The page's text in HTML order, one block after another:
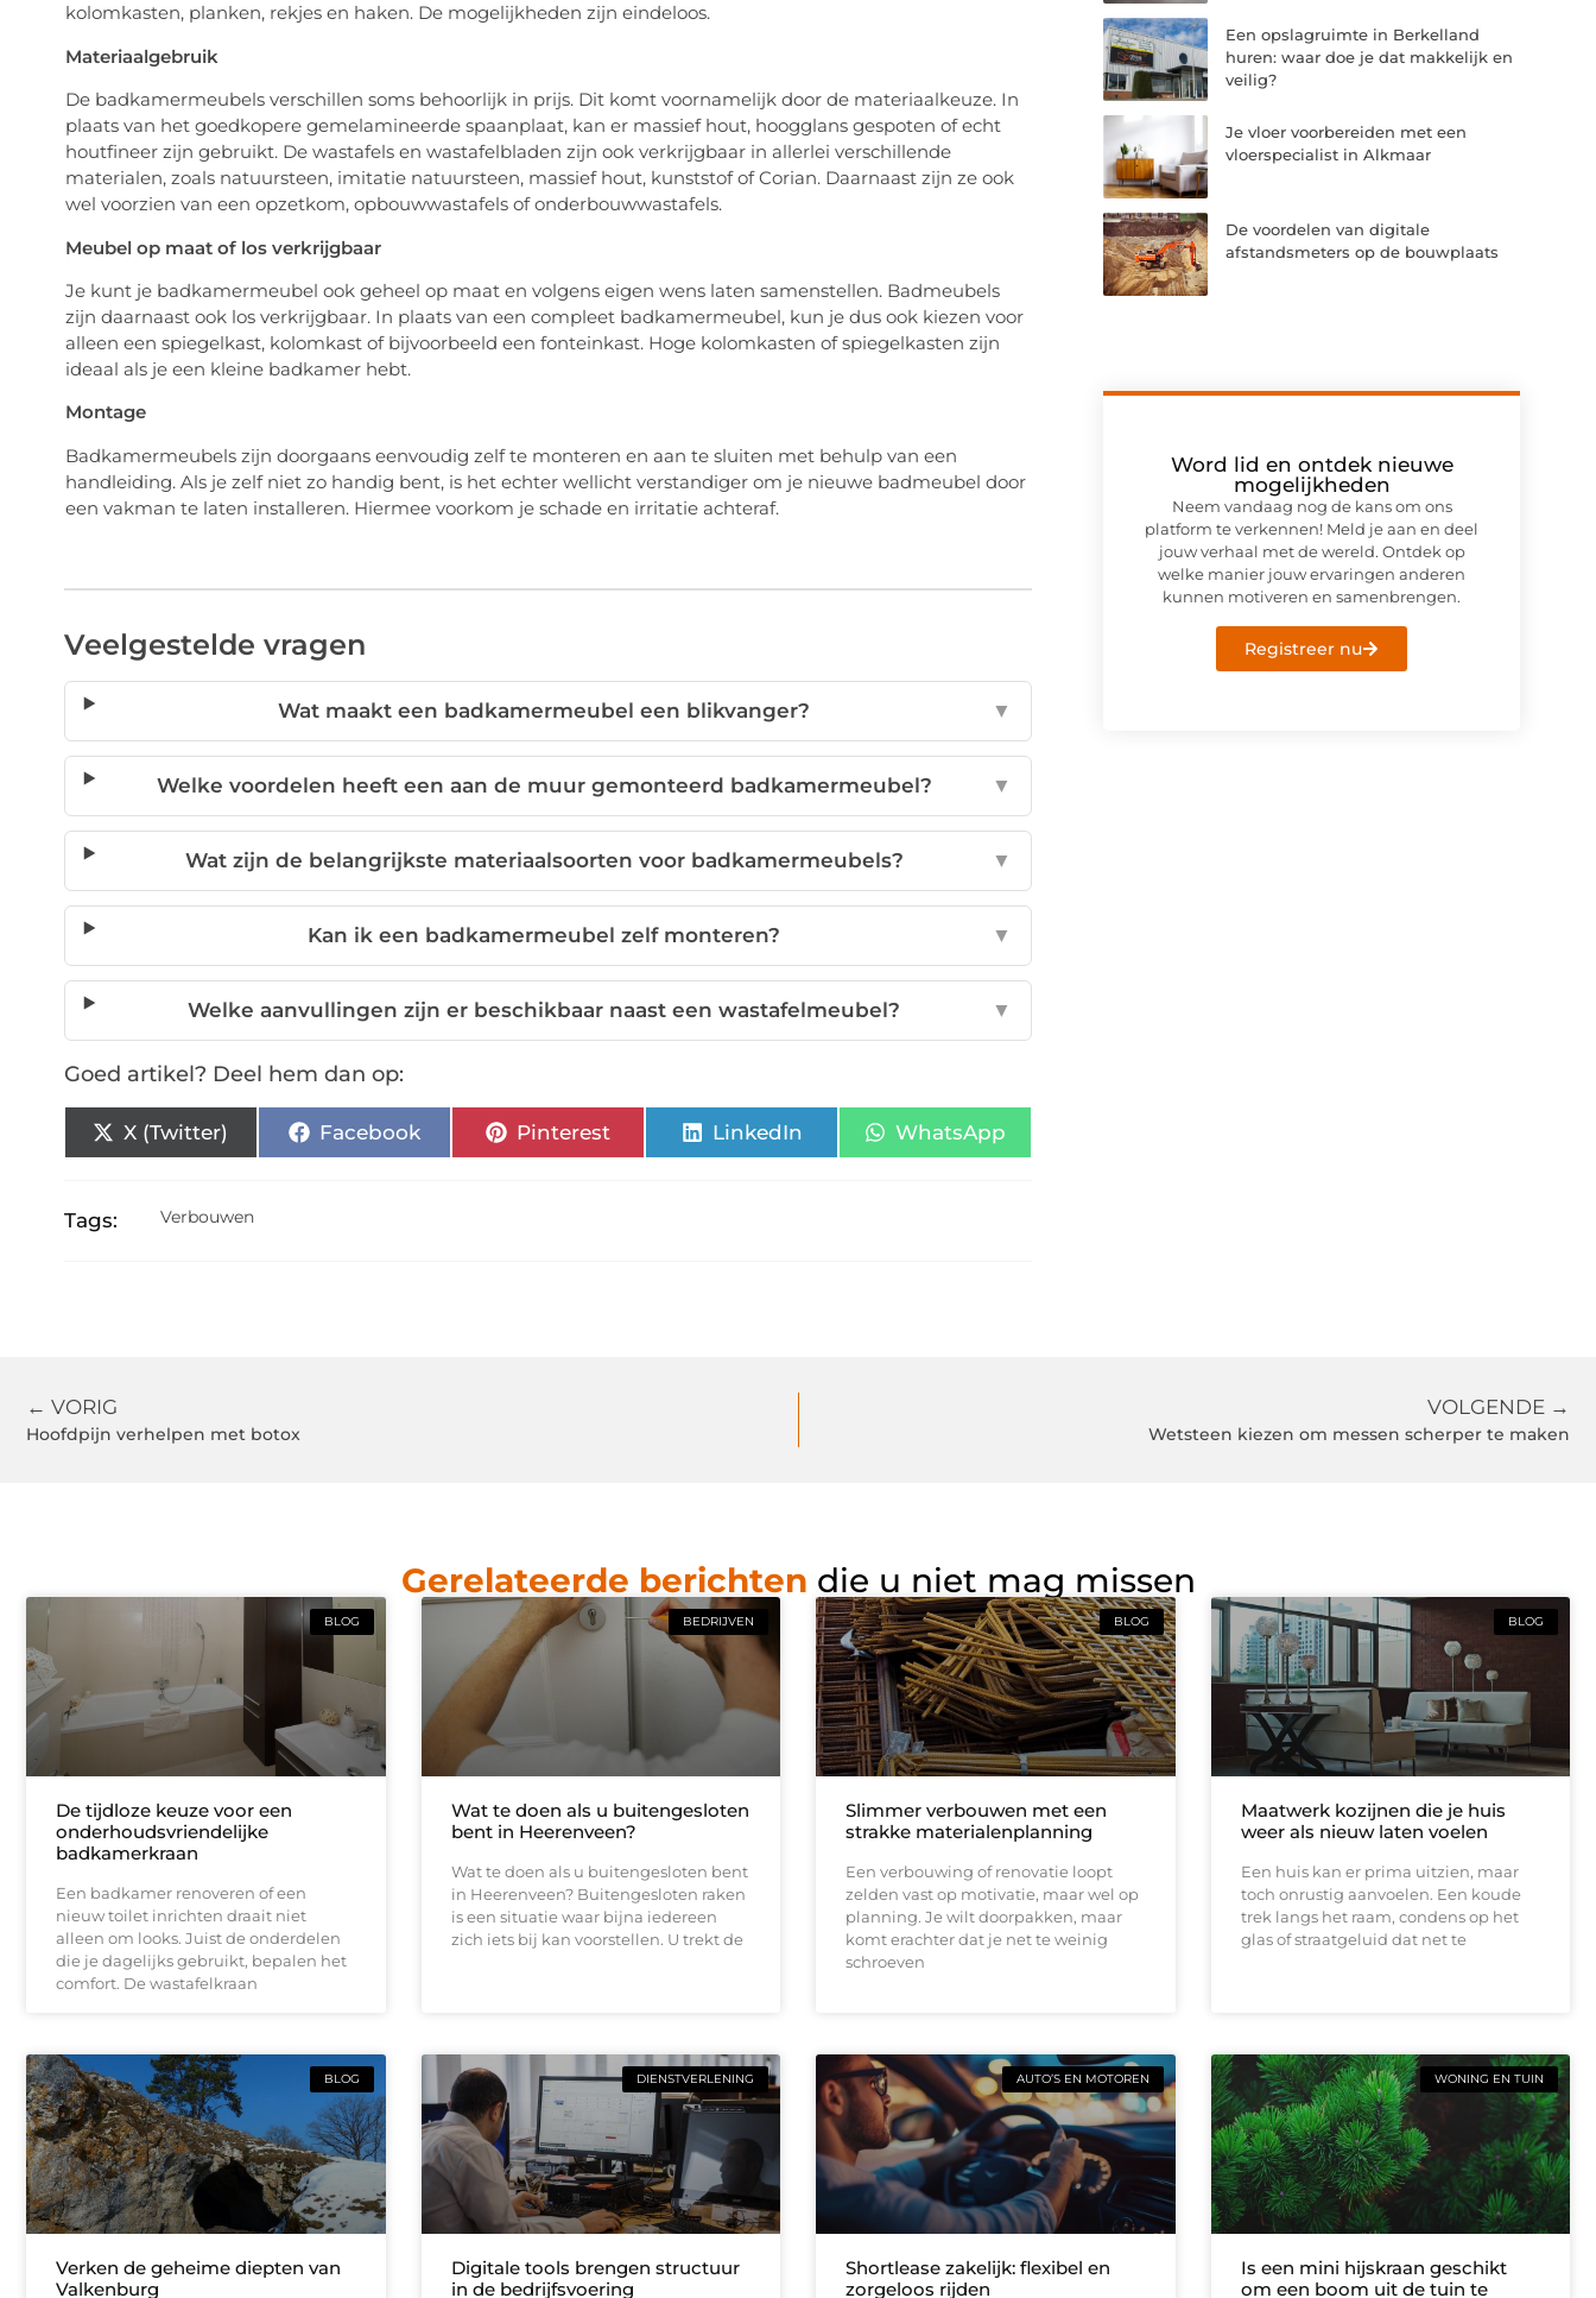
kolomkasten, planken, rekjes en haken. De mogelijkheden zijn eindeloos.
Materiaalgebruik
De badkamermeubels verschillen soms behoorlijk in prijs. Dit komt voornamelijk door de materiaalkeuze. In
plaats van het goedkopere gemelamineerde spaanplaat, kan er massief hout, hoogglans gespoten of echt
houtfineer zijn gebruikt. De wastafels en wastafelbladen zijn ook verkrijgbaar in allerlei verschillende
materialen, zoals natuursteen, imitatie natuursteen, massief hout, kunststof of Corian. Daarnaast zijn ze ook
wel voorzien van een opzetkom, opbouwwastafels of onderbouwwastafels.
Meubel op maat of los verkrijgbaar
Je kunt je badkamermeubel ook geheel op maat en volgens eigen wens laten samenstellen. Badmeubels
zijn daarnaast ook los verkrijgbaar. In plaats van een compleet badkamermeubel, kun je dus ook kiezen voor
alleen een spiegelkast, kolomkast of bijvoorbeeld een fonteinkast. Hoge kolomkasten of spiegelkasten zijn
ideaal als je een kleine badkamer hebt.
Montage
Badkamermeubels zijn doorgaans eenvoudig zelf te monteren en aan te sluiten met behulp van een
handleiding. Als je zelf niet zo handig bent, is het echter wellicht verstandiger om je nieuwe badmeubel door
een vakman te laten installeren. Hiermee voorkom je schade en irritatie achteraf.
Veelgestelde vragen
Wat maakt een badkamermeubel een blikvanger? ▼
Welke voordelen heeft een aan de muur gemonteerd badkamermeubel? ▼
Wat zijn de belangrijkste materiaalsoorten voor badkamermeubels? ▼
Kan ik een badkamermeubel zelf monteren? ▼
Welke aanvullingen zijn er beschikbaar naast een wastafelmeubel? ▼
Goed artikel? Deel hem dan op:
X (Twitter) Facebook Pinterest LinkedIn WhatsApp
Tags: Verbouwen
Een opslagruimte in Berkelland
huren: waar doe je dat makkelijk en
veilig?
Je vloer voorbereiden met een
vloerspecialist in Alkmaar
De voordelen van digitale
afstandsmeters op de bouwplaats
Word lid en ontdek nieuwe
mogelijkheden
Neem vandaag nog de kans om ons
platform te verkennen! Meld je aan en deel
jouw verhaal met de wereld. Ontdek op
welke manier jouw ervaringen anderen
kunnen motiveren en samenbrengen.
Registreer nu
← VORIG
Hoofdpijn verhelpen met botox
VOLGENDE →
Wetsteen kiezen om messen scherper te maken
Gerelateerde berichten die u niet mag missen
BLOG
De tijdloze keuze voor een
onderhoudsvriendelijke
badkamerkraan
Een badkamer renoveren of een
nieuw toilet inrichten draait niet
alleen om looks. Juist de onderdelen
die je dagelijks gebruikt, bepalen het
comfort. De wastafelkraan
BEDRIJVEN
Wat te doen als u buitengesloten
bent in Heerenveen?
Wat te doen als u buitengesloten bent
in Heerenveen? Buitengesloten raken
is een situatie waar bijna iedereen
zich iets bij kan voorstellen. U trekt de
BLOG
Slimmer verbouwen met een
strakke materialenplanning
Een verbouwing of renovatie loopt
zelden vast op motivatie, maar wel op
planning. Je wilt doorpakken, maar
komt erachter dat je net te weinig
schroeven
BLOG
Maatwerk kozijnen die je huis
weer als nieuw laten voelen
Een huis kan er prima uitzien, maar
toch onrustig aanvoelen. Een koude
trek langs het raam, condens op het
glas of straatgeluid dat net te
BLOG
Verken de geheime diepten van
Valkenburg
DIENSTVERLENING
Digitale tools brengen structuur
in de bedrijfsvoering
AUTO’S EN MOTOREN
Shortlease zakelijk: flexibel en
zorgeloos rijden
WONING EN TUIN
Is een mini hijskraan geschikt
om een boom uit de tuin te